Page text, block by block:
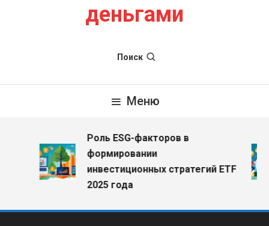
деньгами
Поиск
Меню
Роль ESG-факторов в
формировании
инвестиционных стратегий ETF
2025 года